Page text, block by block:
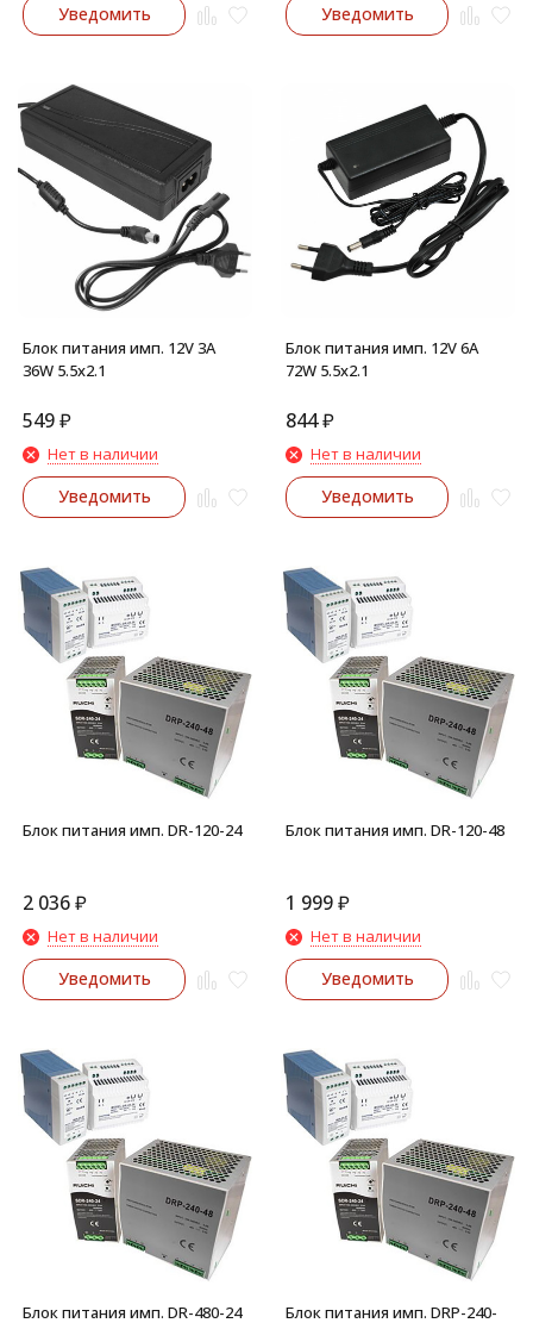
Уведомить Уведомить
Блок питания имп. 12V 3A
36W 5.5х2.1
549₽
Нет в наличии
Уведомить
Блок питания имп. 12V 6А
72W 5.5х2.1
844₽
Нет в наличии
Уведомить
Блок питания имп. DR-120-24
2 036₽
Нет в наличии
Уведомить
Блок питания имп. DR-120-48
1 999₽
Нет в наличии
Уведомить
Блок питания имп. DR-480-24 Блок питания имп. DRP-240-